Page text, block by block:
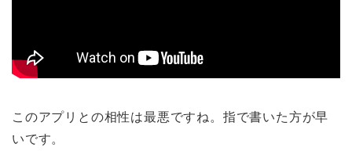
このアプリとの相性は最悪ですね。指で書いた方が早
いです。